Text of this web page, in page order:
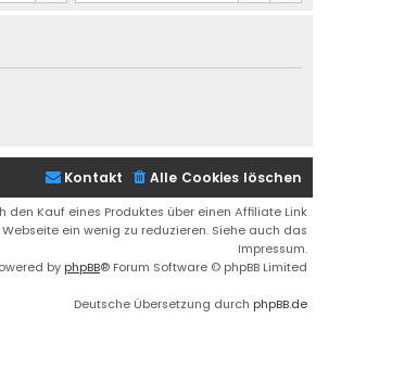
Alle Cookies löschen
Kontakt
den Kauf eines Produktes über einen Affiliate Link
ein wenig zu reduzieren. Siehe auch das
Impressum.
by phpBB® Forum Software © phpBB Limited
Deutsche Übersetzung durch phpBB.de